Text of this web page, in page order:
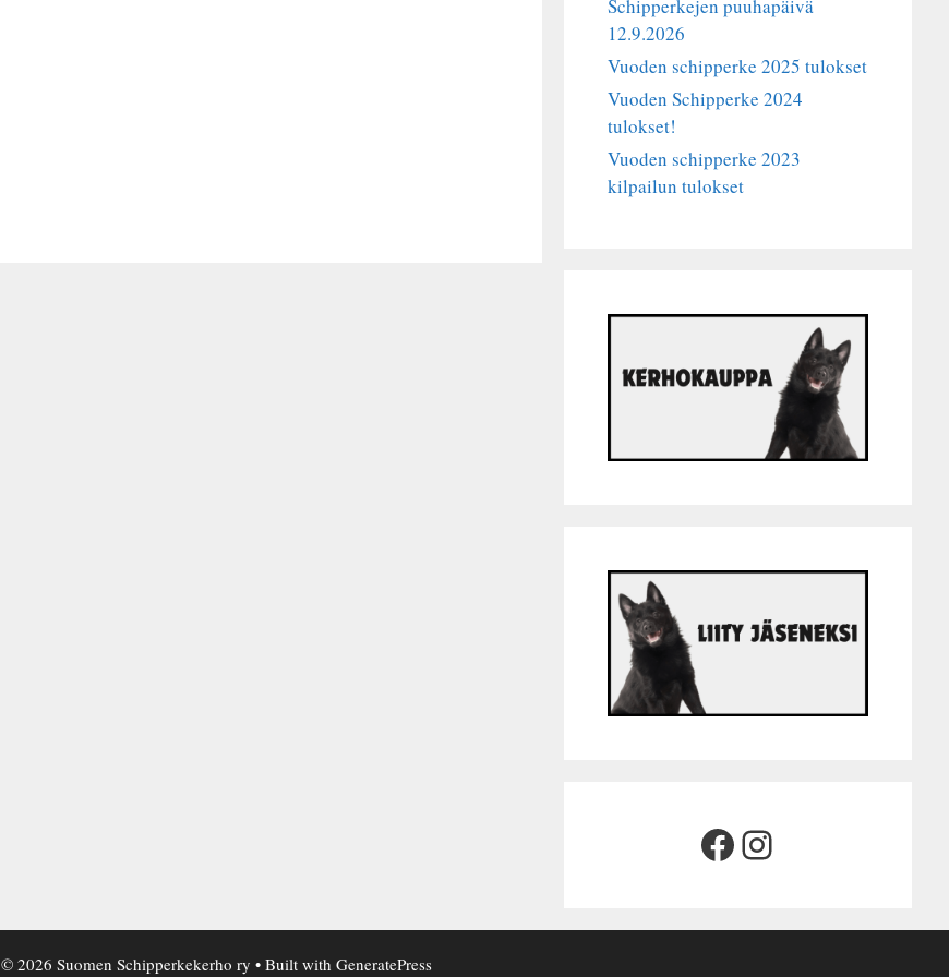
Schipperkejen puuhapäivä
12.9.2026
Vuoden schipperke 2025 tulokset
Vuoden Schipperke 2024
tulokset!
Vuoden schipperke 2023
kilpailun tulokset
Facebook
Instagram
© 2026 Suomen Schipperkekerho ry • Built with GeneratePress